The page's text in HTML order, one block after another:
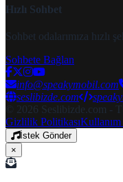
Hızlı Sohbet
Sohbet odalarımıza hızlı
Sohbete Bağlan
info@speakymobil.com
seslibizde.com
© 2026 Seslibizde.com -
Gizlilik PolitikasıKullanım
İstek Gönder
×